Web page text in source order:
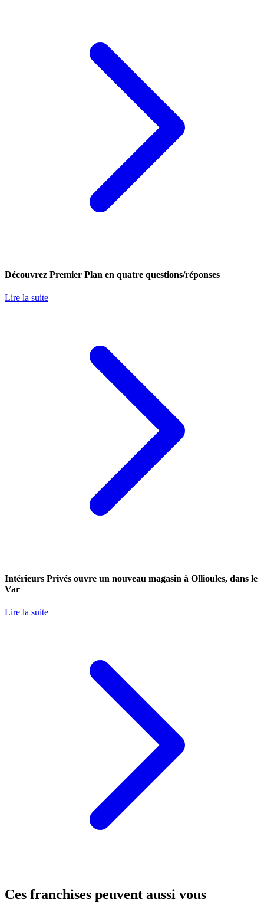
Découvrez Premier Plan en quatre questions/réponses
Lire la suite
Intérieurs Privés ouvre un nouveau magasin à Ollioules, dans le
Var
Lire la suite
Ces franchises peuvent aussi vous